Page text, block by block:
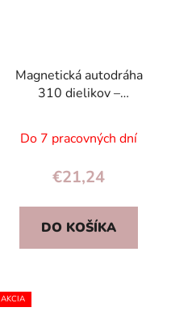
Magnetická autodráha
310 dielikov –
autíčka, STEM
stavebnica
Do 7 pracovných dní
€21,24
DO KOŠÍKA
AKCIA